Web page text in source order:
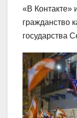
«В Контакте»
гражданство
государства